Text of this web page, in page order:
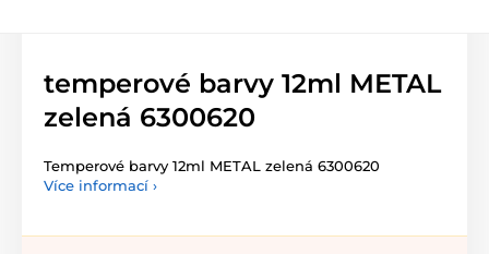
temperové barvy 12ml METAL
zelená 6300620
Temperové barvy 12ml METAL zelená 6300620
Více informací ›